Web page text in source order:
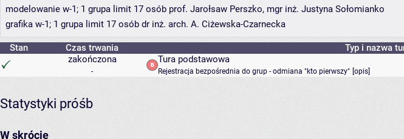
modelowanie w-1; 1 grupa limit 17 osób prof. Jarołsaw Perszko, mgr inż. Justyna Sołomianko
grafika w-1; 1 grupa limit 17 osób dr inż. arch. A. Ciżewska-Czarnecka
Stan Czas trwania Typ i nazwa
zakończona
-
Tura podstawowa
Rejestracja bezpośrednia do grup - odmiana "kto pierwszy" [opis]
Statystyki próśb
W skrócie